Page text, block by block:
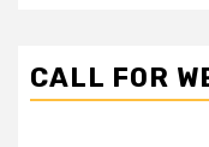
CALL FOR